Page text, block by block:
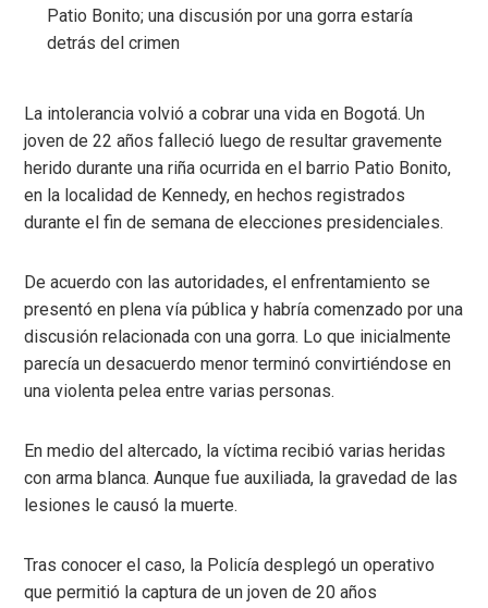
La intolerancia volvió a cobrar una vida en Bogotá. Un
joven de 22 años falleció luego de resultar gravemente
herido durante una riña ocurrida en el barrio Patio Bonito,
en la localidad de Kennedy, en hechos registrados
durante el fin de semana de elecciones presidenciales.
De acuerdo con las autoridades, el enfrentamiento se
presentó en plena vía pública y habría comenzado por una
discusión relacionada con una gorra. Lo que inicialmente
parecía un desacuerdo menor terminó convirtiéndose en
una violenta pelea entre varias personas.
En medio del altercado, la víctima recibió varias heridas
con arma blanca. Aunque fue auxiliada, la gravedad de las
lesiones le causó la muerte.
Tras conocer el caso, la Policía desplegó un operativo
que permitió la captura de un joven de 20 años